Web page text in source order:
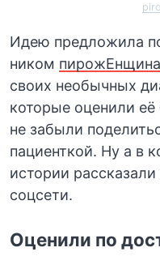
Идею предложила
ником пирожЕнщина
своих необычных
которые оценили
не забыли
пациенткой. Ну а в
истории
соцсети.
Оценили по